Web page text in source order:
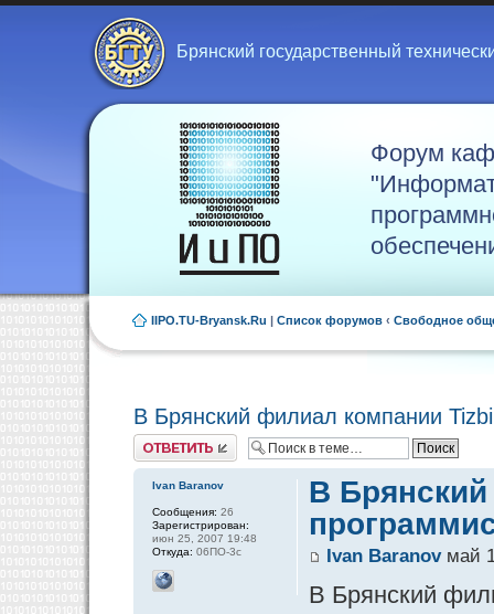
Брянский государственный
Форум
IIPO.TU-Bryansk.Ru | Список форумов ‹ Свободное
В Брянский филиал компании
Ответить
В
Ivan Baranovмай
В Брянский
Ivan Baranov
Сообщения: 26
Зарегистрирован:
июн 25, 2007 19:48
Откуда: 06ПО-3с